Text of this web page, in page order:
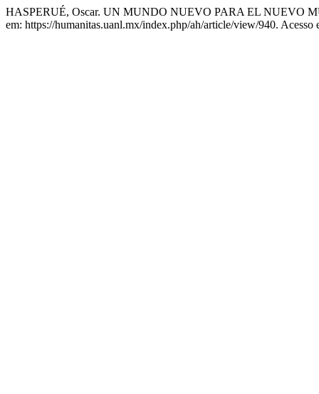
HASPERUÉ, Oscar. UN MUNDO NUEVO PARA EL NUEVO
em: https://humanitas.uanl.mx/index.php/ah/article/view/940. Acesso